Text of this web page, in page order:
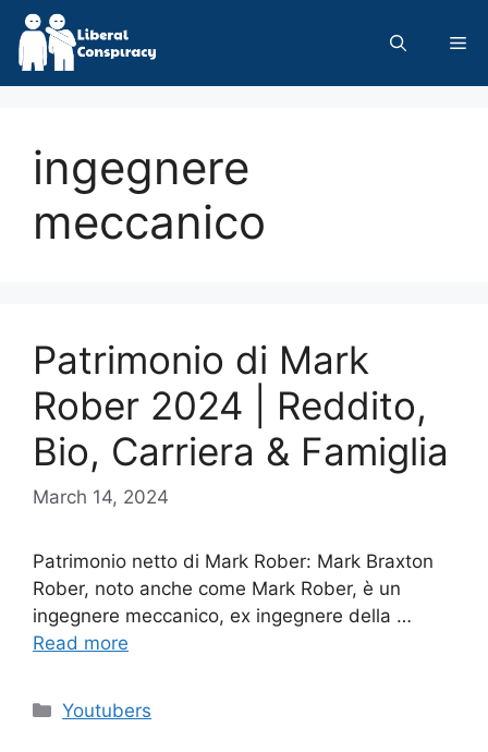
Skip
content
ingegnere
meccanico
Patrimonio di Mark
Rober 2024 | Reddito,
Bio, Carriera & Famiglia
March 14, 2024
Patrimonio netto di Mark Rober: Mark Braxton
Rober, noto anche come Mark Rober, è un
ingegnere meccanico, ex ingegnere della …
Read more
Categories
Youtubers